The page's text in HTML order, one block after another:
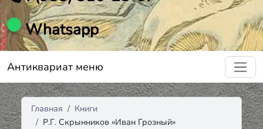
Whatsapp
Антиквариат меню
Главная
Книги
Р.Г. Скрынников «Иван Грозный»